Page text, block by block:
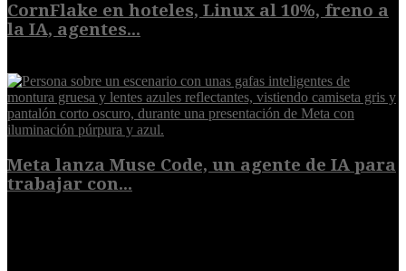
CornFlake en hoteles, Linux al 10%, freno a
la IA, agentes...
Meta lanza Muse Code, un agente de IA para
trabajar con...